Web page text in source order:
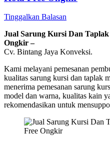
Tinggalkan Balasan
Jual Sarung Kursi Dan
Ongkir –
Cv. Bintang Jaya Konveksi.
Kami melayani pemesanan
kualitas sarung kursi dan taplak
menerima pemesanan sarung
model dan warna, kualitas kain
rekomendasikan untuk